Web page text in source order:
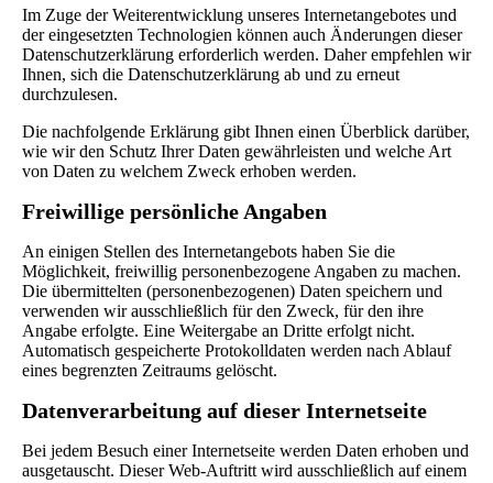
Im Zuge der Weiterentwicklung unseres Internetangebotes und
der eingesetzten Technologien können auch Änderungen dieser
Datenschutzerklärung erforderlich werden. Daher empfehlen wir
Ihnen, sich die Datenschutzerklärung ab und zu erneut
durchzulesen.
Die nachfolgende Erklärung gibt Ihnen einen Überblick darüber,
wie wir den Schutz Ihrer Daten gewährleisten und welche Art
von Daten zu welchem Zweck erhoben werden.
Freiwillige persönliche Angaben
An einigen Stellen des Internetangebots haben Sie die
Möglichkeit, freiwillig personenbezogene Angaben zu machen.
Die übermittelten (personenbezogenen) Daten speichern und
verwenden wir ausschließlich für den Zweck, für den ihre
Angabe erfolgte. Eine Weitergabe an Dritte erfolgt nicht.
Automatisch gespeicherte Protokolldaten werden nach Ablauf
eines begrenzten Zeitraums gelöscht.
Datenverarbeitung auf dieser Internetseite
Bei jedem Besuch einer Internetseite werden Daten erhoben und
ausgetauscht. Dieser Web-Auftritt wird ausschließlich auf einem